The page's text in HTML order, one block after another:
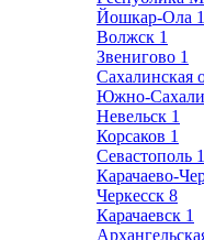
Йошкар-Ола
Волжск 1
Звенигово 1
Сахалинская
Южно-
Невельск 1
Корсаков 1
Севастополь
Карачаево-
Черкесск 8
Карачаевск 1